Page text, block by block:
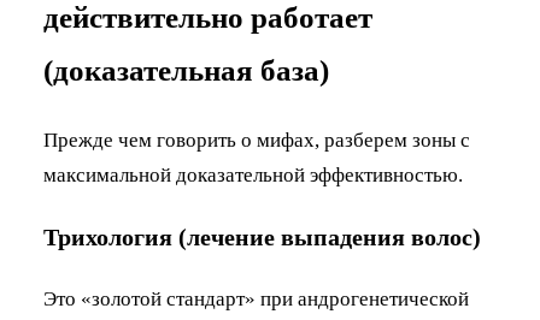
действительно работает
(доказательная база)
Прежде чем говорить о мифах, разберем зоны с
максимальной доказательной эффективностью.
Трихология (лечение выпадения волос)
Это «золотой стандарт» при андрогенетической